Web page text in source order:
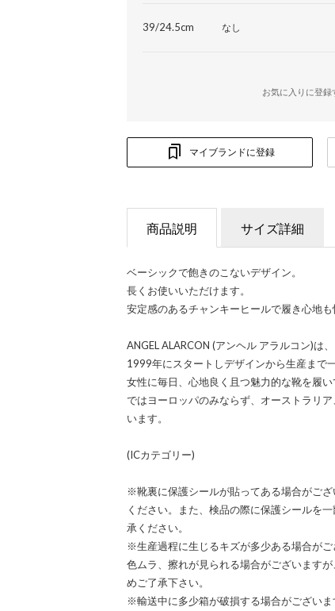
39/24.5cm なし
お気に入りに登録
マイブランドに登録
商品説明 サイズ詳細
ベーシックで飽きのこないデザイン。
長くお使いいただけます。
安定感のあるチャンキーヒールで履き心地も
ANGEL ALARCON (アンヘル アラルコン)は
1999年にスタートしデザインから生産まで
女性に毎日、心地良く且つ魅力的な靴を履
ではヨーロッパのみならず、オーストラリ
います。
(ICカテゴリー)
※靴裏に保護シールが貼ってある場合がご
ください。また、検品の際に保護シールを
承ください。
※生産過程に生じるキズが多少ある場合が
色ムラ、擦れが見られる場合がございます
めご了承下さい。
※輸送中に多少箱が破損する場合がございま